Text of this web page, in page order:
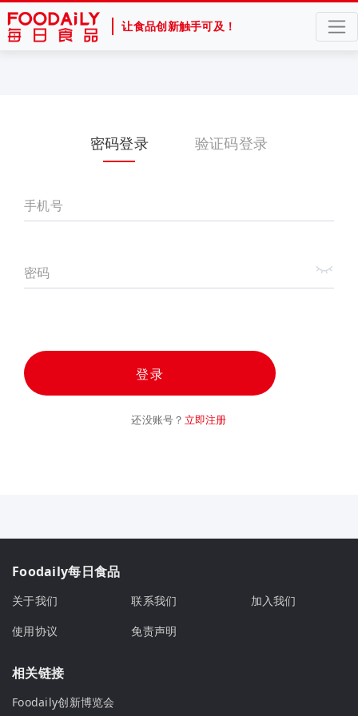
让食品创新触手可及！
密码登录 验证码登录
手机号
密码
登录
还没账号？ 立即注册
Foodaily每日食品
关于我们 联系我们
加入我们
使用协议
免责声明
相关链接
Foodaily创新博览会